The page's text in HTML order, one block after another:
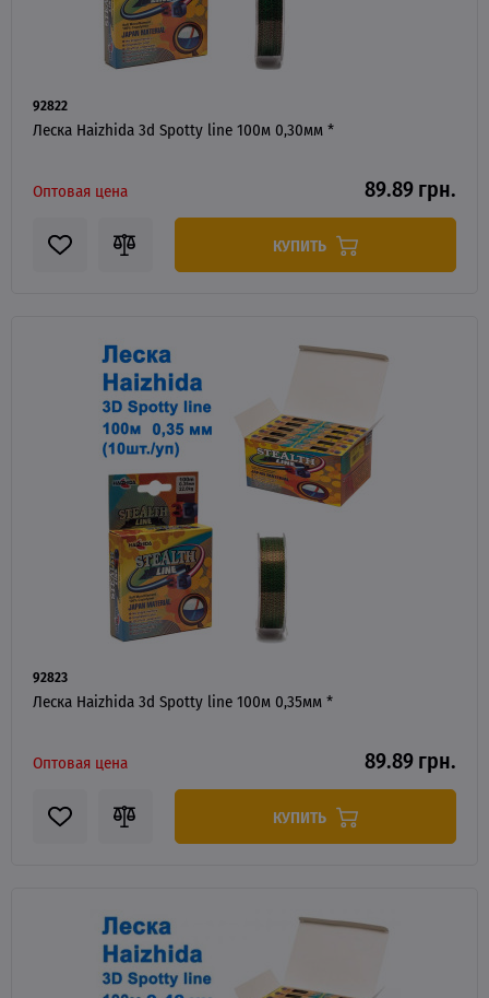
92822
Леска Haizhida 3d Spotty line 100м 0,30мм *
Оптовая цена 89.89 грн.
КУПИТЬ
92823
Леска Haizhida 3d Spotty line 100м 0,35мм *
Оптовая цена 89.89 грн.
КУПИТЬ